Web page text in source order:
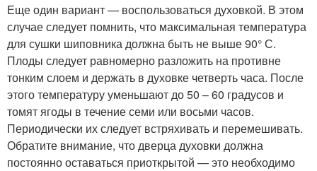
Еще один вариант — воспользоваться духовкой. В этом
случае следует помнить, что максимальная температура
для сушки шиповника должна быть не выше 90° С.
Плоды следует равномерно разложить на противне
тонким слоем и держать в духовке четверть часа. После
этого температуру уменьшают до 50 – 60 градусов и
томят ягоды в течение семи или восьми часов.
Периодически их следует встряхивать и перемешивать.
Обратите внимание, что дверца духовки должна
постоянно оставаться приоткрытой — это необходимо